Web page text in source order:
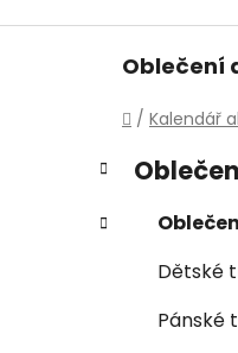
Oblečení
Domů
/ Kalendář
P
o
s
Přeskočit
kategorie
K
a
e
Dětské
Pánské